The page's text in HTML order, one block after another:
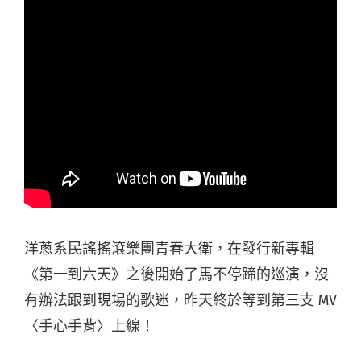
洋蔥系民謠搖滾樂團青春大衛，在發行新專輯
《第一到六天》之後開始了馬不停蹄的巡演，沒
有辦法跟到現場的歌迷，昨天終於等到第三支 MV
〈手心手背〉上線！